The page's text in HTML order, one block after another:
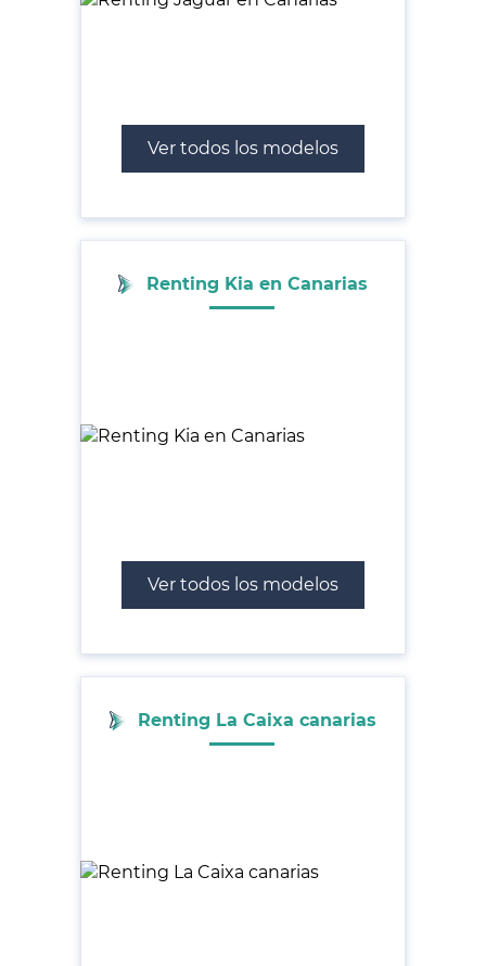
Ver todos los modelos
Renting Kia en Canarias
Ver todos los modelos
Renting La Caixa canarias